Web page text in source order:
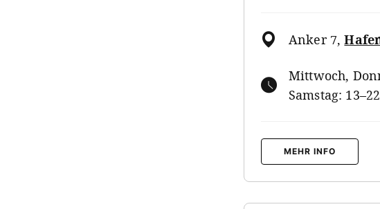
Anker 7,
Mittwoch,
Samstag:
MEHR INFO